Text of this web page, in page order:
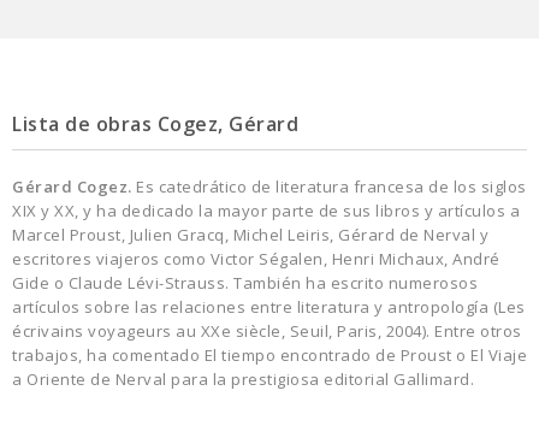
Lista de obras Cogez, Gérard
Gérard Cogez. Es catedrático de literatura francesa de los siglos
XIX y XX, y ha dedicado la mayor parte de sus libros y artículos a
Marcel Proust, Julien Gracq, Michel Leiris, Gérard de Nerval y
escritores viajeros como Victor Ségalen, Henri Michaux, André
Gide o Claude Lévi-Strauss. También ha escrito numerosos
artículos sobre las relaciones entre literatura y antropología (Les
écrivains voyageurs au XXe siècle, Seuil, Paris, 2004). Entre otros
trabajos, ha comentado El tiempo encontrado de Proust o El Viaje
a Oriente de Nerval para la prestigiosa editorial Gallimard.